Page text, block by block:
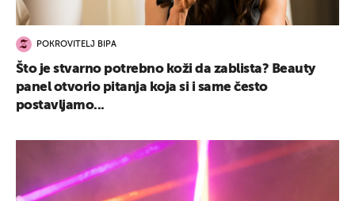
POKROVITELJ BIPA
Što je stvarno potrebno koži da zablista? Beauty
panel otvorio pitanja koja si i same često
postavljamo...